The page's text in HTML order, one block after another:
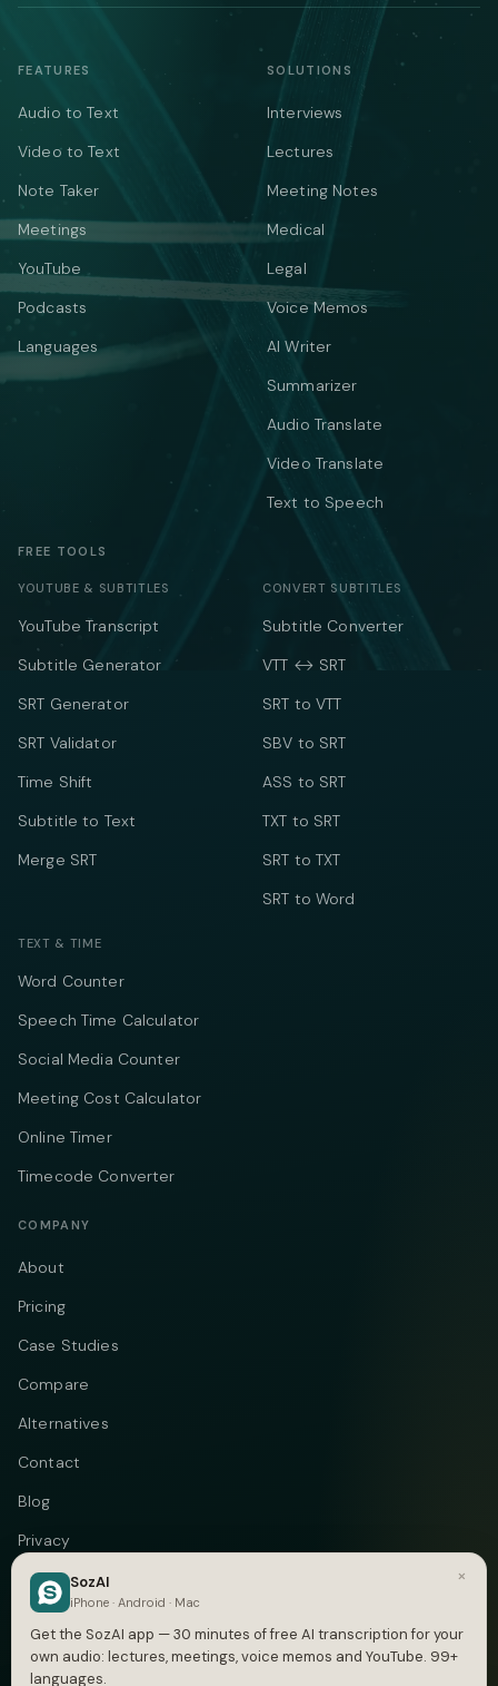
FEATURES
Audio to Text
Video to Text
Note Taker
Meetings
YouTube
Podcasts
Languages
SOLUTIONS
Interviews
Lectures
Meeting Notes
Medical
Legal
Voice Memos
AI Writer
Summarizer
Audio Translate
Video Translate
Text to Speech
FREE TOOLS
YOUTUBE & SUBTITLES
YouTube Transcript
Subtitle Generator
SRT Generator
SRT Validator
Time Shift
Subtitle to Text
Merge SRT
CONVERT SUBTITLES
Subtitle Converter
VTT ↔ SRT
SRT to VTT
SBV to SRT
ASS to SRT
TXT to SRT
SRT to TXT
SRT to Word
TEXT & TIME
Word Counter
Speech Time Calculator
Social Media Counter
Meeting Cost Calculator
Online Timer
Timecode Converter
COMPANY
About
Pricing
Case Studies
Compare
Alternatives
Contact
Blog
Privacy
Terms
DMCA
×
SozAI
iPhone · Android · Mac
Get the SozAI app — 30 minutes of free AI transcription for your
own audio: lectures, meetings, voice memos and YouTube. 99+
languages.